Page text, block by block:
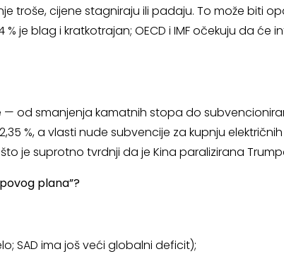
troše, cijene stagniraju ili padaju. To može biti
je blag i kratkotrajan; OECD i IMF očekuju da će
od smanjenja kamatnih stopa do
%, a vlasti nude subvencije za kupnju
je suprotno tvrdnji da je Kina paralizirana
plana”?
SAD ima još veći globalni deficit);